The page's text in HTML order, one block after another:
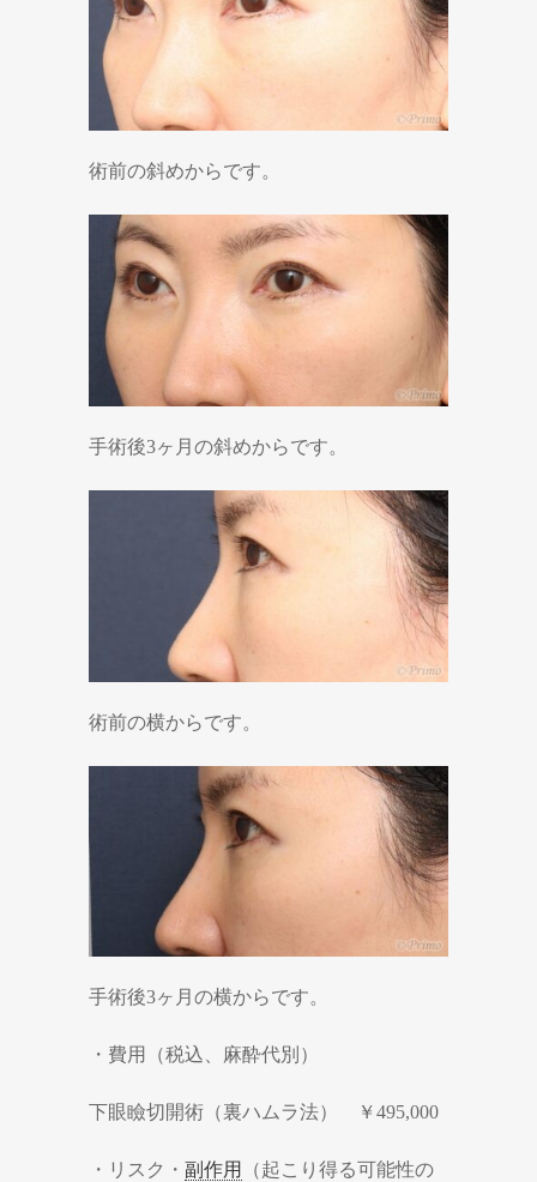
術前の斜めからです。
手術後3ヶ月の斜めからです。
術前の横からです。
手術後3ヶ月の横からです。
・費用（税込、麻酔代別）
下眼瞼切開術（裏ハムラ法） ￥495,000
・リスク・ 副作用
（起こり得る可能性の